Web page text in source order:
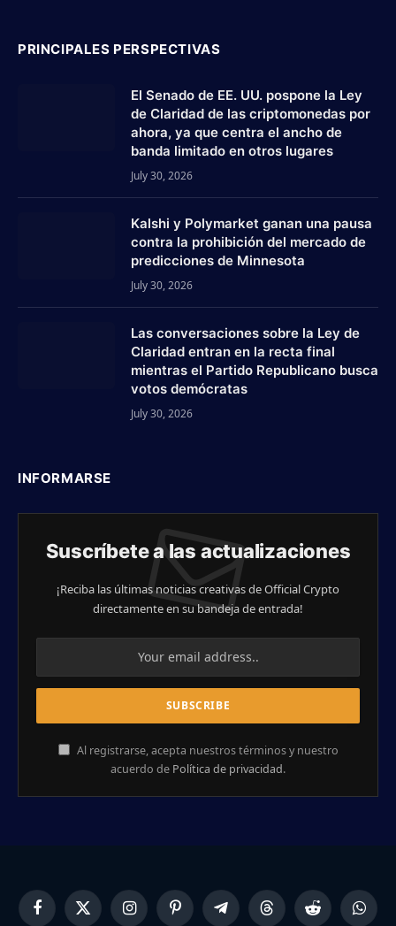
PRINCIPALES PERSPECTIVAS
El Senado de EE. UU. pospone la Ley
de Claridad de las criptomonedas por
ahora, ya que centra el ancho de
banda limitado en otros lugares
July 30, 2026
Kalshi y Polymarket ganan una pausa
contra la prohibición del mercado de
predicciones de Minnesota
July 30, 2026
Las conversaciones sobre la Ley de
Claridad entran en la recta final
mientras el Partido Republicano busca
votos demócratas
July 30, 2026
INFORMARSE
Suscríbete a las actualizaciones
¡Reciba las últimas noticias creativas de Official Crypto
directamente en su bandeja de entrada!
Al registrarse, acepta nuestros términos y nuestro
acuerdo de Política de privacidad.
FacebookX
InstagramPinterestTelegramThreads Reddit